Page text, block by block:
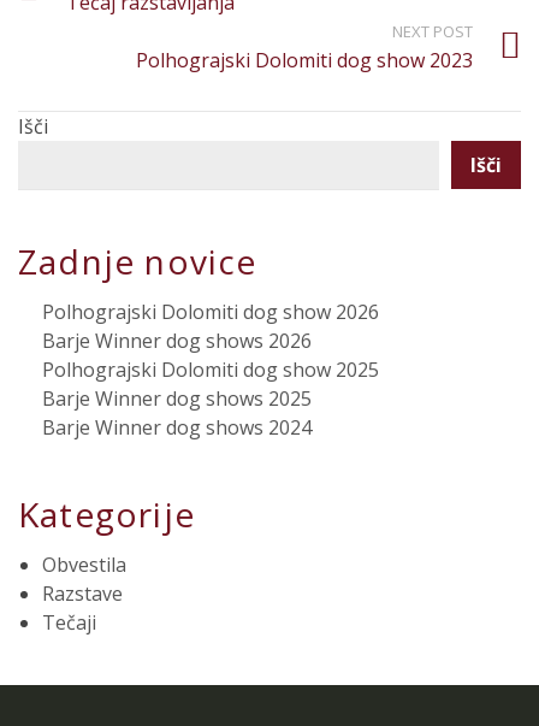
NEXT POST
Polhograjski Dolomiti dog show 2023
Išči
Išči
Zadnje novice
Polhograjski Dolomiti dog show 2026
Barje Winner dog shows 2026
Polhograjski Dolomiti dog show 2025
Barje Winner dog shows 2025
Barje Winner dog shows 2024
Kategorije
Obvestila
Razstave
Tečaji